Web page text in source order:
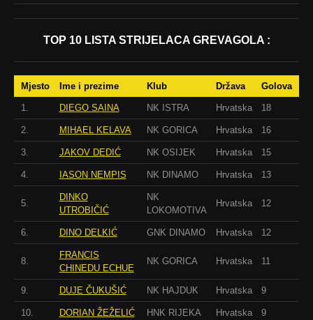
TOP 10 LISTA STRIJELACA GREVAGOLA :
Mjesto Ime i prezime Klub Država Golova
1. DIEGO SAINA NK ISTRA Hrvatska 18
2. MIHAEL KELAVA NK GORICA Hrvatska 16
3. JAKOV DEDIĆ NK OSIJEK Hrvatska 15
4. IASON NEMPIS NK DINAMO Hrvatska 13
5.
DINKO
UTROBIČIĆ
NK
LOKOMOTIVA
Hrvatska 12
6. DINO DELKIĆ GNK DINAMO Hrvatska 12
8.
FRANCIS
CHINEDU ECHUE
NK GORICA Hrvatska 11
9. DUJE ČUKUŠIĆ NK HAJDUK Hrvatska 9
10. DORIAN ŽEŽELIĆ HNK RIJEKA Hrvatska 9